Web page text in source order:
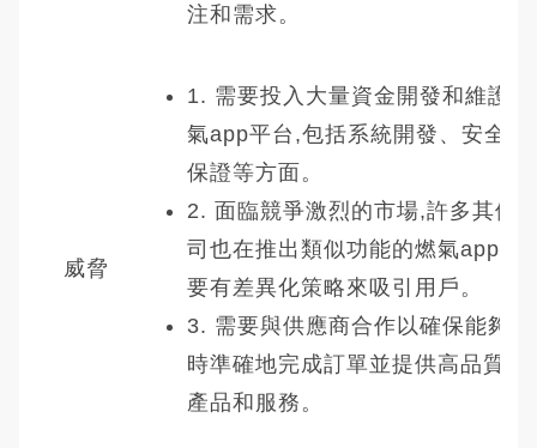
注和需求。
威脅
1. 需要投入大量資金開發和維護燃
氣app平台,包括系統開發、安全性
保證等方面。
2. 面臨競爭激烈的市場,許多其他
司也在推出類似功能的燃氣app,需
要有差異化策略來吸引用戶。
3. 需要與供應商合作以確保能夠及
時準確地完成訂單並提供高品質的
產品和服務。